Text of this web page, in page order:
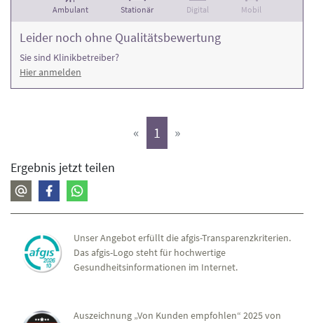
Ambulant Stationär Digital Mobil
Leider noch ohne Qualitätsbewertung
Sie sind Klinikbetreiber?
Hier anmelden
« 1 (aktiv)
»
Ergebnis jetzt teilen
Unser Angebot erfüllt die afgis-Transparenzkriterien.
Das afgis-Logo steht für hochwertige
Gesundheitsinformationen im Internet.
Auszeichnung „Von Kunden empfohlen“ 2025 von